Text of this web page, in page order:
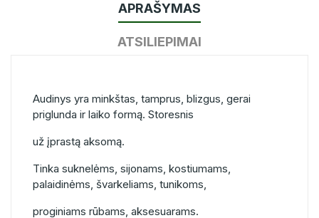
APRAŠYMAS
ATSILIEPIMAI
Audinys yra minkštas, tamprus, blizgus, gerai
priglunda ir laiko formą. Storesnis
už įprastą aksomą.
Tinka suknelėms, sijonams, kostiumams,
palaidinėms, švarkeliams, tunikoms,
proginiams rūbams, aksesuarams.